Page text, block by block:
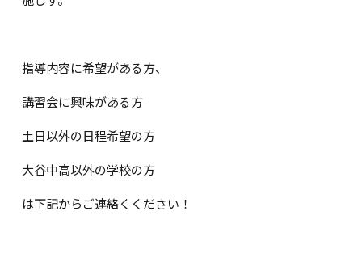
指導内容に希望がある方、
講習会に興味がある方
土日以外の日程希望の方
大谷中高以外の学校の方
は下記からご連絡くください！